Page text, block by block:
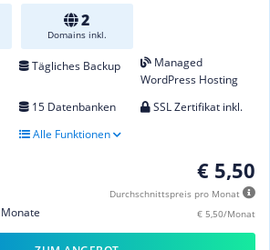
2
Domains inkl.
Tägliches Backup
Managed
WordPress Hosting
15 Datenbanken
SSL Zertifikat inkl.
Alle Funktionen
€ 5,50
Durchschnittspreis pro Monat
€ 5,50/Monat